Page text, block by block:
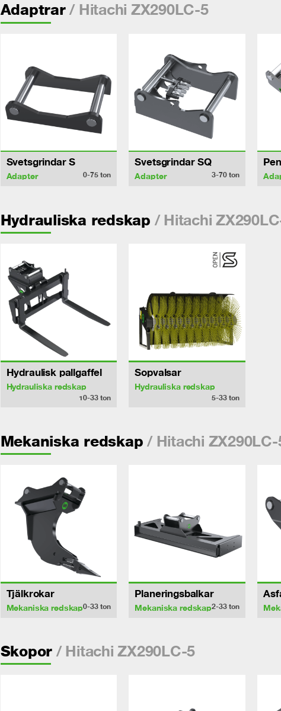
Adaptrar/ Hitachi ZX290LC-5
Svetsgrindar S
Adapter 0-75ton
Svetsgrindar SQ
Adapter 3-70ton
Hydrauliska redskap / Hitachi
Hydraulisk pallgaffel
Hydrauliska redskap
10-33ton
Sopvalsar
Hydrauliska redskap
5-33ton
Mekaniska redskap / Hitachi ZX290LC-
Tjälkrokar
Mekaniska redskap0-33ton
Planeringsbalkar
Mekaniska redskap2-33ton
Skopor / Hitachi ZX290LC-5